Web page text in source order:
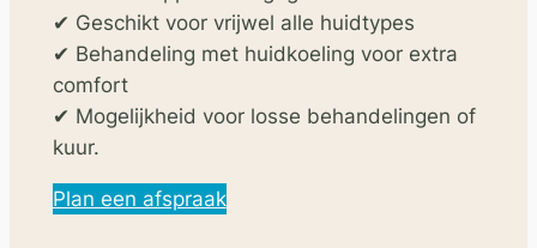
✔ Geschikt voor vrijwel alle huidtypes
✔ Behandeling met huidkoeling voor extra
comfort
✔ Mogelijkheid voor losse behandelingen of
kuur.
Plan een afspraak